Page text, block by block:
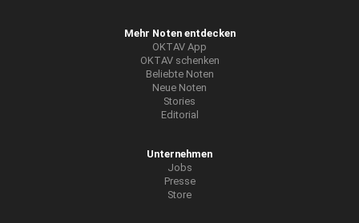
Mehr Noten entdecken
OKTAV App
OKTAV schenken
Beliebte Noten
Neue Noten
Stories
Editorial
Unternehmen
Jobs
Presse
Store